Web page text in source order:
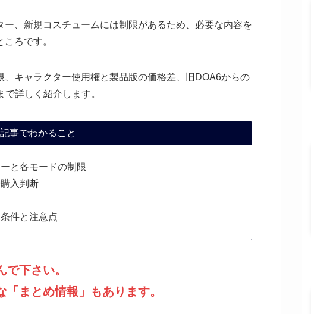
、新規コスチュームには制限があるため、必要な内容を
ろです。
キャラクター使用権と製品版の価格差、旧DOA6からの
詳しく紹介します。
事でわかること
と各モードの制限
入判断
件と注意点
下さい。
まとめ情報」もあります。